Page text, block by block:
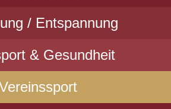
/ Entspannung
& Gesundheit